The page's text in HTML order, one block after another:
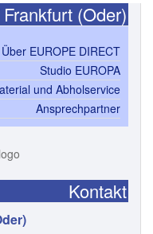
(Oder)
Über EUROPE DIRECT
Studio EUROPA
und Abholservice
Ansprechpartner
Kontakt